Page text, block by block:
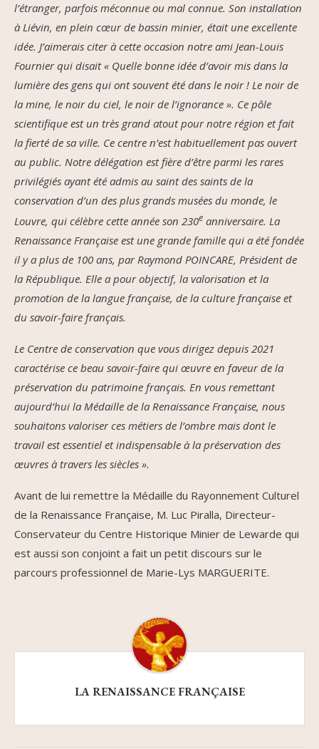
l’étranger, parfois méconnue ou mal connue. Son installation
à Liévin, en plein cœur de bassin minier, était une excellente
idée. J’aimerais citer à cette occasion notre ami Jean-Louis
Fournier qui disait « Quelle bonne idée d’avoir mis dans la
lumière des gens qui ont souvent été dans le noir ! Le noir de
la mine, le noir du ciel, le noir de l’ignorance ». Ce pôle
scientifique est un très grand atout pour notre région et fait
la fierté de sa ville. Ce centre n’est habituellement pas ouvert
au public. Notre délégation est fière d’être parmi les rares
privilégiés ayant été admis au saint des saints de la
conservation d’un des plus grands musées du monde, le
Louvre, qui célèbre cette année son 230e anniversaire. La
Renaissance Française est une grande famille qui a été fondée
il y a plus de 100 ans, par Raymond POINCARE, Président de
la République. Elle a pour objectif, la valorisation et la
promotion de la langue française, de la culture française et
du savoir-faire français.
Le Centre de conservation que vous dirigez depuis 2021
caractérise ce beau savoir-faire qui œuvre en faveur de la
préservation du patrimoine français. En vous remettant
aujourd’hui la Médaille de la Renaissance Française, nous
souhaitons valoriser ces métiers de l’ombre mais dont le
travail est essentiel et indispensable à la préservation des
œuvres à travers les siècles ».
Avant de lui remettre la Médaille du Rayonnement Culturel
de la Renaissance Française, M. Luc Piralla, Directeur-
Conservateur du Centre Historique Minier de Lewarde qui
est aussi son conjoint a fait un petit discours sur le
parcours professionnel de Marie-Lys MARGUERITE.
LA RENAISSANCE FRANÇAISE